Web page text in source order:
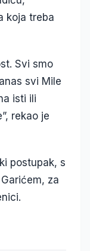
koja treba
Svi smo
svi Mile
isti ili
rekao je
postupak, s
za